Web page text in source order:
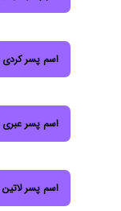
اسم پسر کردی
اسم پسر عبری
اسم پسر لاتین